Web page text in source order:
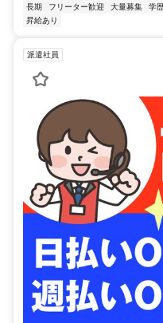
長期 フリーター歓迎 大量募集 学
昇給あり
派遣社員